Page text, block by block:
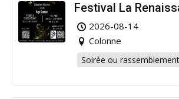
Festival La
2026-08-14
Colonne
Soirée ou